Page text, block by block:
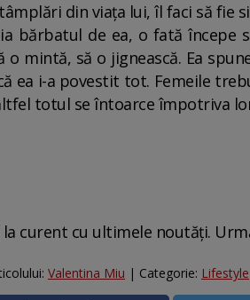
din viața lui, îl faci să fie
bărbatul de ea, o fată începe
o mintă, să o jignească. Ea
ea i-a povestit tot. Femeile
totul se întoarce împotriva
la curent cu ultimele noutăți.
Valentina Miu | Categorie: Lifestyle